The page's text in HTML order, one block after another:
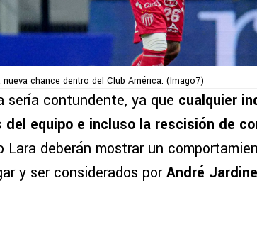
chance dentro del Club América. (Imago7)
sería contundente, ya que cualquier
del equipo e incluso la rescisión de
Lara deberán mostrar un
y ser considerados porAndré Jardine